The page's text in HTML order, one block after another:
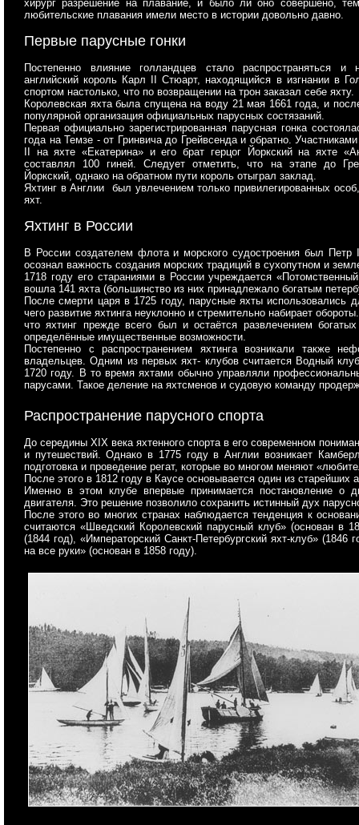
хирург разрешение на плавание, и было ли оно совершено,
любительские плавания имели место в истории довольно давно.
Первые парусные гонки
Постепенно влияние голландцев стало распространяться и
английский король Карл II Стюарт, находящийся в изгнании в
спортом настолько, что по возвращении на трон заказал себе яхту.
Королевская яхта была спущена на воду 21 мая 1661 года, и
популярной организация официальных парусных состязаний.
Первая официально зарегистрированная парусная гонка
года на Темзе - от Гринвича до Грейвсенда и обратно.
II на яхте «Екатерина» и его брат герцог Йоркский на яхте
составлял 100 гиней. Следует отметить, что на этапе до
Йоркский, однако на обратном пути король отыграл заклад.
Яхтинг в Англии был увлечением только привилегированных
яхт.
Яхтинг в России
В России создателем флота и морского судостроения был
осознал важность создания морских традиций в сухопутном и
1718 году его стараниями в России учреждается
вошла 141 яхта (большинство из них принадлежало богатым
После смерти царя в 1725 году, парусные яхты использовались
чего развитие яхтинга неуклонно и стремительно набирает
что яхтинг прежде всего был и остаётся развлечением
определённые имущественные возможности.
Постепенно с распространением яхтинга возникали также
владельцев. Одним из первых яхт- клубов считается Водный
1720 году. В то время яхтами обычно управляли
парусами. Такое деление на яхтсменов и судовую команду
Распространение парусного спорта
До середины XIX века яхтенного спорта в его современном
и путешествий. Однако в 1775 году в Англии возникает
подготовка и проведение регат, которые во многом меняют
После этого в 1812 году в Каусе основывается один из старейших
Именно в этом клубе впервые принимается постановление о
двигателя. Это решение позволило сохранить истинный дух
После этого во многих странах наблюдается тенденция к
считаются «Шведский Королевский парусный клуб» (основан в
(1844 год), «Императорский Санкт-Петербургский яхт-клуб»
на все руки» (основан в 1858 году).